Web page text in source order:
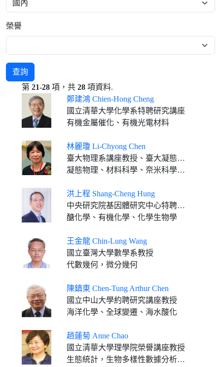
榮譽
查詢
第 21-28 項，共 28 項資料.
鄭建鴻 Chien-Hong Cheng
國立清華大學化學系特聘研究講座
有機金屬催化、有機光電材料
林麗瓊 Li-Chyong Chen
臺大物理系講座教授、臺大凝態科學研究中心合聘特聘研究員、臺大新穎材料原子級科學研究中心主任
凝態物理、材料科學、奈米科學、光電與能源
洪上程 Shang-Cheng Hung
中央研究院基因體研究中心特聘研究員
醣化學、有機化學、化學生物學
王金龍 Chin-Lung Wang
國立臺灣大學數學系教授
代數幾何，微分幾何
陳鎮東 Chen-Tung Arthur Chen
國立中山大學約聘研究講座教授
海洋化學、全球變遷、海水酸化
趙蓮菊 Anne Chao
國立清華大學理學院榮譽講座教授
生態統計，生物多樣性數據分析，統計推論